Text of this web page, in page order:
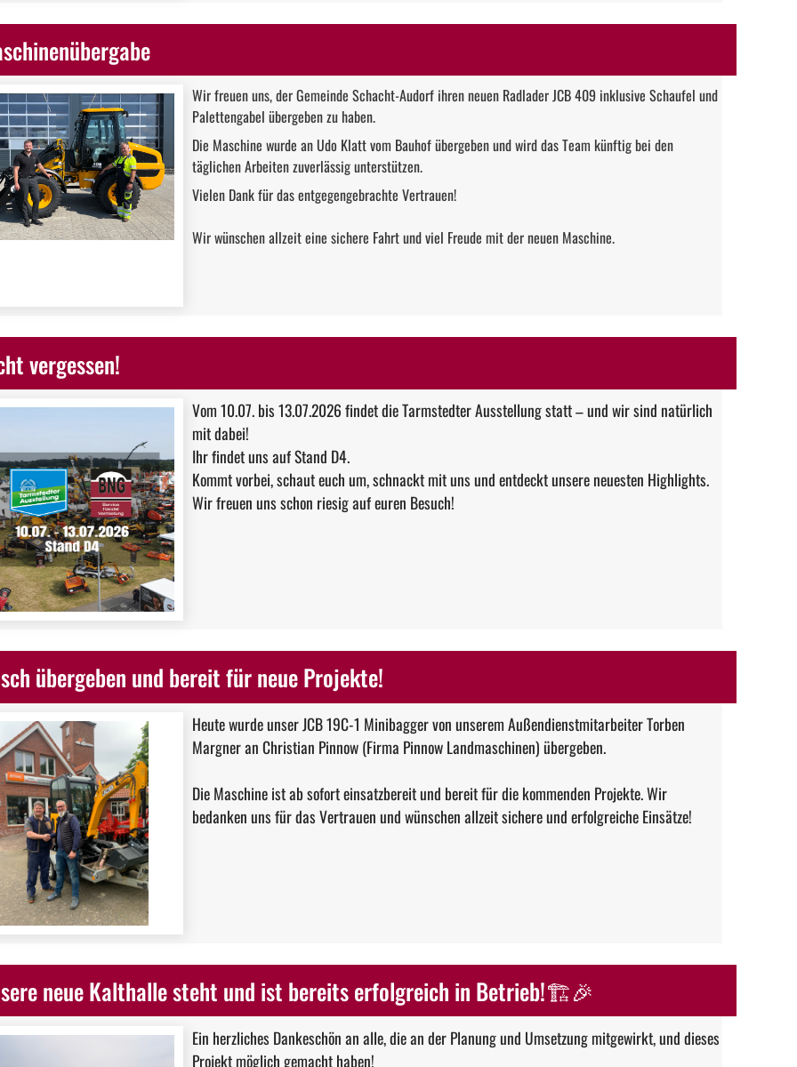
Wir freuen uns, der Gemeinde Schacht-Audorf ihren neuen Radlader JCB 409 inklusive Schaufel und
Palettengabel übergeben zu haben.
Die Maschine wurde an Udo Klatt vom Bauhof übergeben und wird das Team künftig bei den
täglichen Arbeiten zuverlässig unterstützen.
Vielen Dank für das entgegengebrachte Vertrauen!
Wir wünschen allzeit eine sichere Fahrt und viel Freude mit der neuen Maschine.
vergessen!
Vom 10.07. bis 13.07.2026 findet die Tarmstedter Ausstellung statt – und wir sind natürlich
mit dabei!
Ihr findet uns auf Stand D4.
Kommt vorbei, schaut euch um, schnackt mit uns und entdeckt unsere neuesten Highlights.
Wir freuen uns schon riesig auf euren Besuch!
übergeben und bereit für neue Projekte!
Heute wurde unser JCB 19C-1 Minibagger von unserem Außendienstmitarbeiter Torben
Margner an Christian Pinnow (Firma Pinnow Landmaschinen) übergeben.
Die Maschine ist ab sofort einsatzbereit und bereit für die kommenden Projekte. Wir
bedanken uns für das Vertrauen und wünschen allzeit sichere und erfolgreiche Einsätze!
neue Kalthalle steht und ist bereits erfolgreich in Betrieb!🏗🎉
Ein herzliches Dankeschön an alle, die an der Planung und Umsetzung mitgewirkt, und dieses
Projekt möglich gemacht haben!